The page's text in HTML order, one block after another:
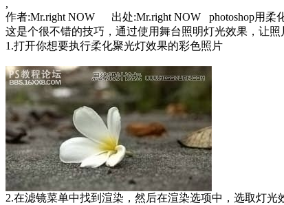
,
作者:Mr.right NOW 出处:Mr.right NOW photoshop用柔
这是个很不错的技巧，通过使用舞台照明灯光效果，让照
1.打开你想要执行柔化聚光灯效果的彩色照片
2.在滤镜菜单中找到渲染，然后在渲染选项中，选取灯